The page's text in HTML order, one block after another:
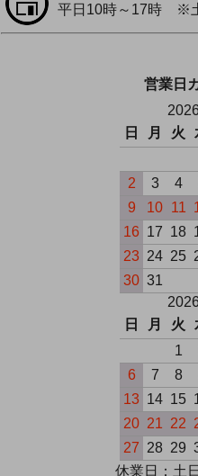
平日10時～17時 ※
営業日
日
月 火
2
3 4
9
10 11
16 17 18
23 24 25
30 31
日
月 火
1
6
7 8
13 14 15
20 21 22
27 28 29
休業日：土